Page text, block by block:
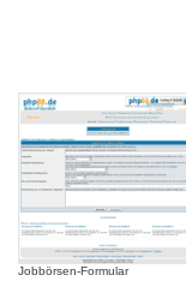
Jobbörsen-Formular